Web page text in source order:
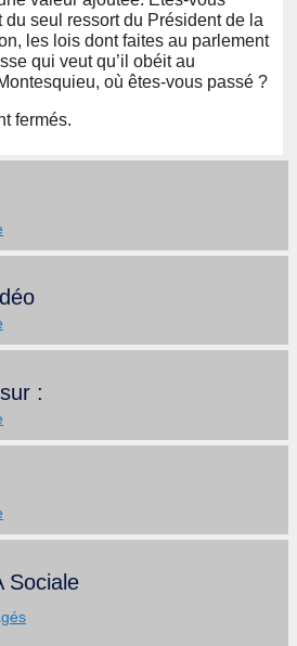
du seul ressort du Président de la
les lois dont faites au parlement
qui veut qu’il obéit au
où êtes-vous passé ?
fermés.
:
Sociale